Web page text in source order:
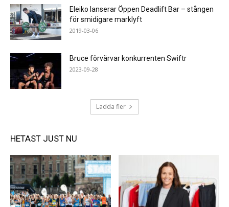
Eleiko lanserar Öppen Deadlift Bar – stången
för smidigare marklyft
2019-03-06
Bruce förvärvar konkurrenten Swiftr
2023-09-28
Ladda fler
HETAST JUST NU